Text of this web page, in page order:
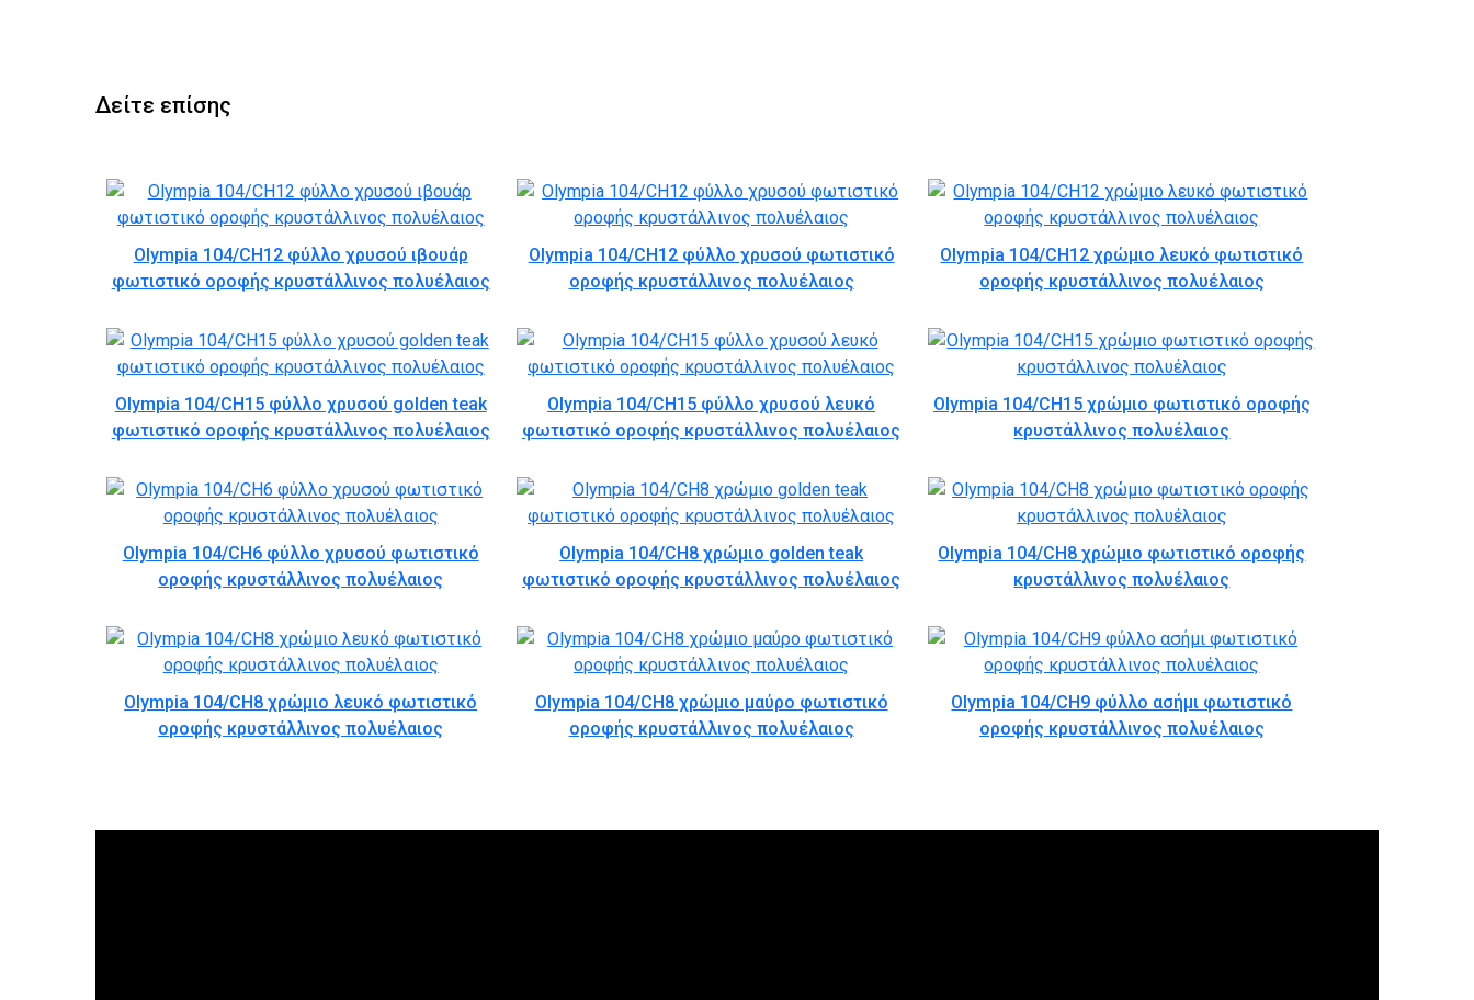
Δείτε επίσης
Olympia 104/CH12 φύλλο χρυσού ιβουάρ
φωτιστικό οροφής κρυστάλλινος πολυέλαιος
Olympia 104/CH12 φύλλο χρυσού φωτιστικό
οροφής κρυστάλλινος πολυέλαιος
Olympia 104/CH12 χρώμιο λευκό φωτιστικό
οροφής κρυστάλλινος πολυέλαιος
Olympia 104/CH15 φύλλο χρυσού golden teak
φωτιστικό οροφής κρυστάλλινος πολυέλαιος
Olympia 104/CH15 φύλλο χρυσού λευκό
φωτιστικό οροφής κρυστάλλινος πολυέλαιος
Olympia 104/CH15 χρώμιο φωτιστικό οροφής
κρυστάλλινος πολυέλαιος
Olympia 104/CH6 φύλλο χρυσού φωτιστικό
οροφής κρυστάλλινος πολυέλαιος
Olympia 104/CH8 χρώμιο golden teak
φωτιστικό οροφής κρυστάλλινος πολυέλαιος
Olympia 104/CH8 χρώμιο φωτιστικό οροφής
κρυστάλλινος πολυέλαιος
Olympia 104/CH8 χρώμιο λευκό φωτιστικό
οροφής κρυστάλλινος πολυέλαιος
Olympia 104/CH8 χρώμιο μαύρο φωτιστικό
οροφής κρυστάλλινος πολυέλαιος
Olympia 104/CH9 φύλλο ασήμι φωτιστικό
οροφής κρυστάλλινος πολυέλαιος